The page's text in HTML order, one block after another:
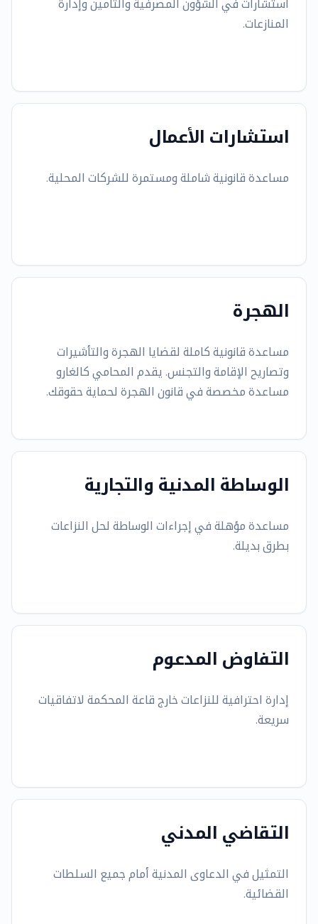
استشارات في الشؤون المصرفية والتأمين وإدارة
المنازعات.
استشارات الأعمال
مساعدة قانونية شاملة ومستمرة للشركات المحلية.
الهجرة
مساعدة قانونية كاملة لقضايا الهجرة والتأشيرات
وتصاريح الإقامة والتجنس. يقدم المحامي كالغارو
مساعدة مخصصة في قانون الهجرة لحماية حقوقك.
الوساطة المدنية والتجارية
مساعدة مؤهلة في إجراءات الوساطة لحل النزاعات
بطرق بديلة.
التفاوض المدعوم
إدارة احترافية للنزاعات خارج قاعة المحكمة لاتفاقيات
سريعة.
التقاضي المدني
التمثيل في الدعاوى المدنية أمام جميع السلطات
القضائية.